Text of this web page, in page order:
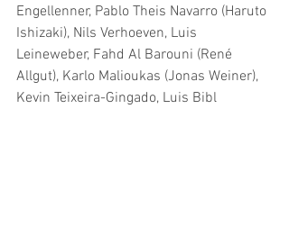
Engellenner, Pablo Theis Navarro (Haruto
Ishizaki), Nils Verhoeven, Luis
Leineweber, Fahd Al Barouni (René
Allgut), Karlo Malioukas (Jonas Weiner),
Kevin Teixeira-Gingado, Luis Bibl